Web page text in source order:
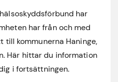
har
har från och med
till kommunerna Haninge,
Här hittar du information
i fortsättningen.